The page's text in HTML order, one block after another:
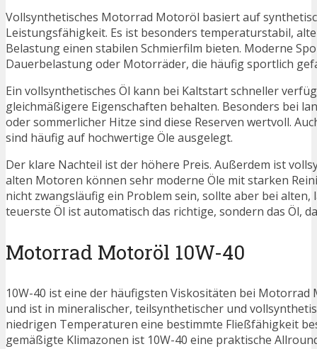
Vollsynthetisches Motorrad Motoröl basiert auf
Leistungsfähigkeit. Es ist besonders temperaturstabil,
Belastung einen stabilen Schmierfilm bieten. Moderne
Dauerbelastung oder Motorräder, die häufig sportlich
Ein vollsynthetisches Öl kann bei Kaltstart schneller
gleichmäßigere Eigenschaften behalten. Besonders bei
oder sommerlicher Hitze sind diese Reserven wertvoll.
sind häufig auf hochwertige Öle ausgelegt.
Der klare Nachteil ist der höhere Preis. Außerdem ist
alten Motoren können sehr moderne Öle mit starken
nicht zwangsläufig ein Problem sein, sollte aber bei
teuerste Öl ist automatisch das richtige, sondern das Öl,
Motorrad Motoröl 10W-40
10W-40 ist eine der häufigsten Viskositäten bei
und ist in mineralischer, teilsynthetischer und
niedrigen Temperaturen eine bestimmte Fließfähigkeit
gemäßigte Klimazonen ist 10W-40 eine praktische